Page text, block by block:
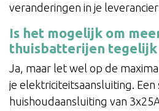
veranderingen in je
Is het mogelijk om
thuisbatterijen tegelijk
Ja, maar let wel op de
je elektriciteitsaansluiting. Een
huishoudaansluiting van